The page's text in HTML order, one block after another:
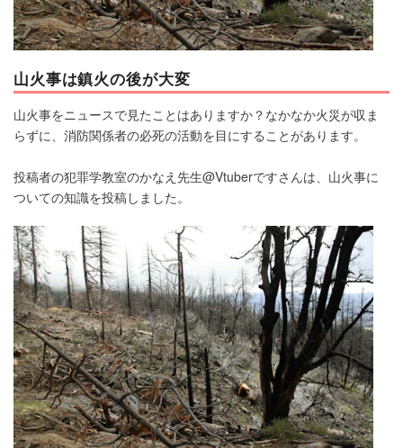
山火事は鎮火の後が大変
山火事をニュースで見たことはありますか？なかなか火災が収ま
らずに、消防関係者の必死の活動を目にすることがあります。
投稿者の犯罪学教室のかなえ先生@Vtuberですさんは、山火事に
ついての知識を投稿しました。